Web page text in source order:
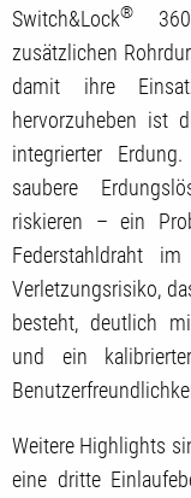
Switch&Lock®
zusätzlichen
damit ihre
hervorzuheben ist
integrierter
saubere
riskieren – ein
Federstahldraht
Verletzungsrisiko,
besteht, deutlich
und ein
Weitere Highlights
eine dritte